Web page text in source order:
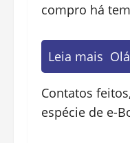
compro há
Leia mais
Contatos
espécie de e-